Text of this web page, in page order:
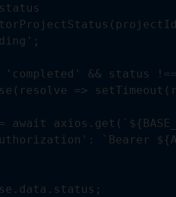
'completed' && status
=>
await
`Bearer